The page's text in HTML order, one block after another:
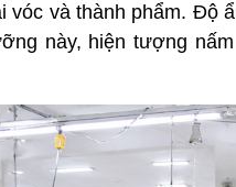
vóc và thành phẩm. Độ
này, hiện tượng